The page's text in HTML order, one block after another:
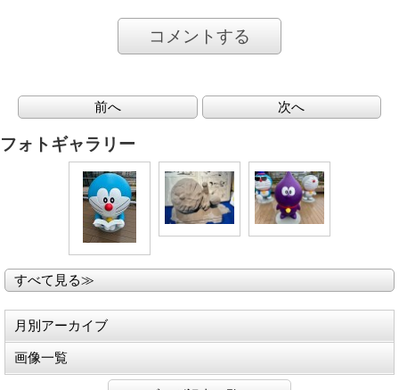
コメントする
前へ 次へ
フォトギャラリー
すべて見る≫
月別アーカイブ
画像一覧